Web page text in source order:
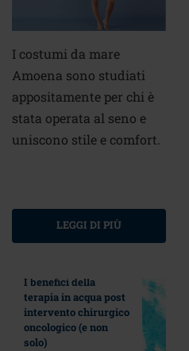
I costumi da mare
Amoena sono studiati
appositamente per chi è
stata operata al seno e
uniscono stile e comfort.
LEGGI DI PIÙ
I benefici della
terapia in acqua post
intervento chirurgico
oncologico (e non
solo)